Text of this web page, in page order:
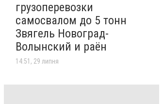
грузоперевозки
самосвалом до 5 тонн
Звягель Новоград-
Волынский и раён
14:51, 29 липня